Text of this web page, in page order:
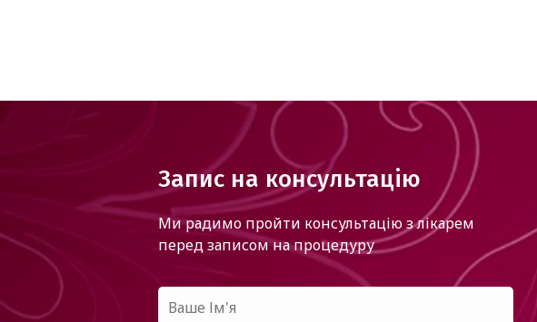
Запис на консультацію
Ми радимо пройти консультацію з лікарем
перед записом на процедуру